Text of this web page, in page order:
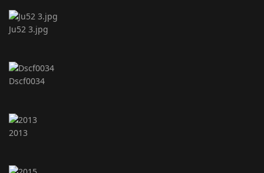
Ju52 3.jpg
Dscf0034
2013